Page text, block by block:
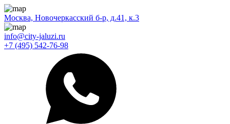
Москва, Новочеркасский б-р, д.41, к.3
info@city-jaluzi.ru
+7 (495) 542-76-98